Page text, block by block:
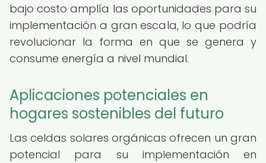
bajo costo amplía las oportunidades para su
implementación a gran escala, lo que podría
revolucionar la forma en que se genera y
consume energía a nivel mundial.
Aplicaciones potenciales en
hogares sostenibles del futuro
Las celdas solares orgánicas ofrecen un gran
potencial para su implementación en